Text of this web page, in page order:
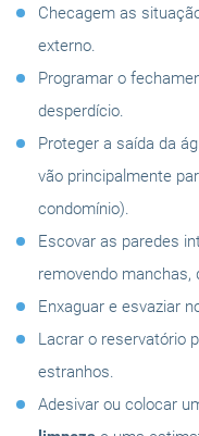
Checagem as
externo.
Programar o
desperdício.
Proteger a saída da
vão principalmente
condomínio).
Escovar as paredes
removendo manchas,
Enxaguar e esvaziar
Lacrar o reservatório
estranhos.
Adesivar ou colocar